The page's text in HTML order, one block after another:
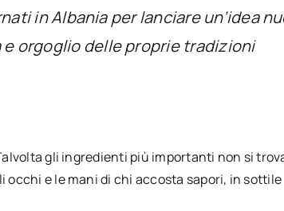
in Albania per lanciare un’idea
orgoglio delle proprie tradizioni
gli ingredienti più importanti non si
occhi e le mani di chi accosta sapori, in sottile